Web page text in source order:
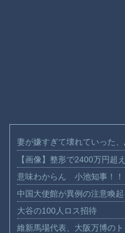
妻が嫌すぎて壊れていった
【画像】整形で2400万円超
意味わからん 小池知事！
中国大使館が異例の注意喚
大谷の100人ロス招待
維新馬場代表、大阪万博の